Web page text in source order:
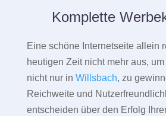
Komplette
Eine schöne Internetseite allein
heutigen Zeit nicht mehr aus,
nicht nur in Willsbach, zu
Reichweite und
entscheiden über den Erfolg